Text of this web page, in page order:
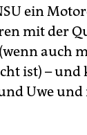
ein
mit der
auch
ist) – und
Uwe